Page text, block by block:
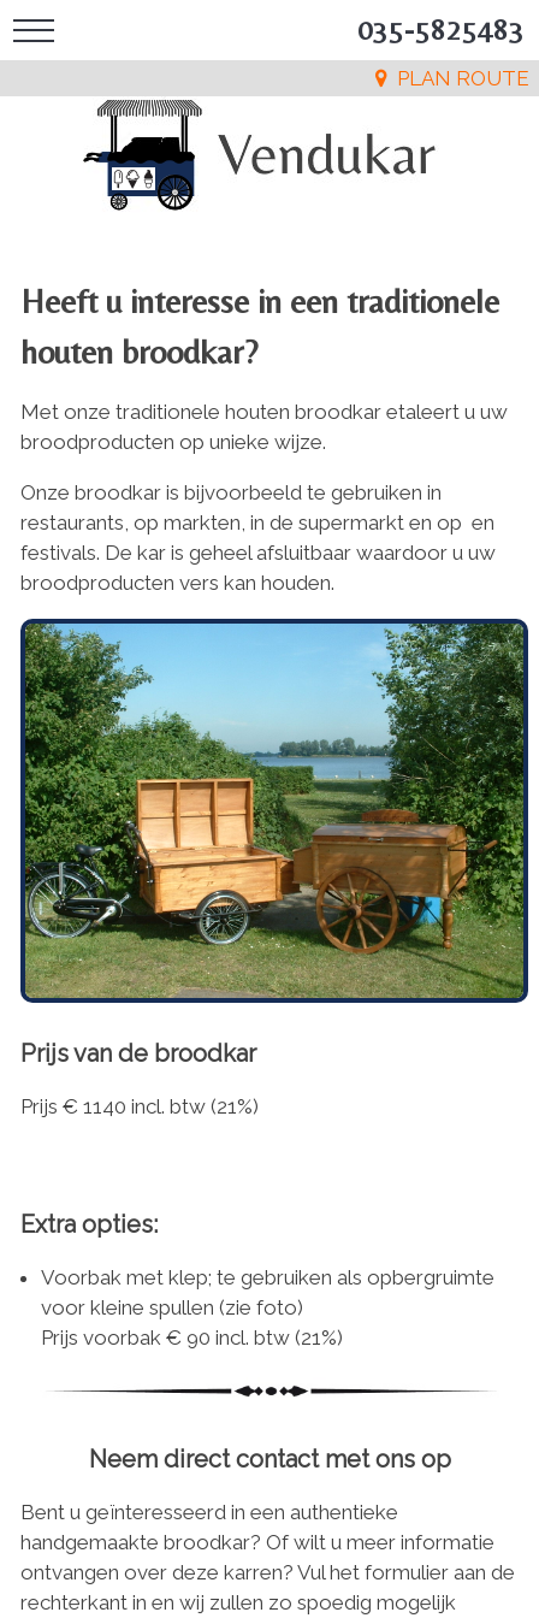
035-5825483
PLAN ROUTE
Heeft u interesse in een traditionele
houten broodkar?
Met onze traditionele houten broodkar etaleert u uw
broodproducten op unieke wijze.
Onze broodkar is bijvoorbeeld te gebruiken in
restaurants, op markten, in de supermarkt en op en
festivals. De kar is geheel afsluitbaar waardoor u uw
broodproducten vers kan houden.
Prijs van de broodkar
Prijs € 1140 incl. btw (21%)
Extra opties:
Voorbak met klep; te gebruiken als opbergruimte
voor kleine spullen (zie foto)
Prijs voorbak € 90 incl. btw (21%)
Neem direct contact met ons op
Bent u geïnteresseerd in een authentieke
handgemaakte broodkar? Of wilt u meer informatie
ontvangen over deze karren? Vul het formulier aan de
rechterkant in en wij zullen zo spoedig mogelijk